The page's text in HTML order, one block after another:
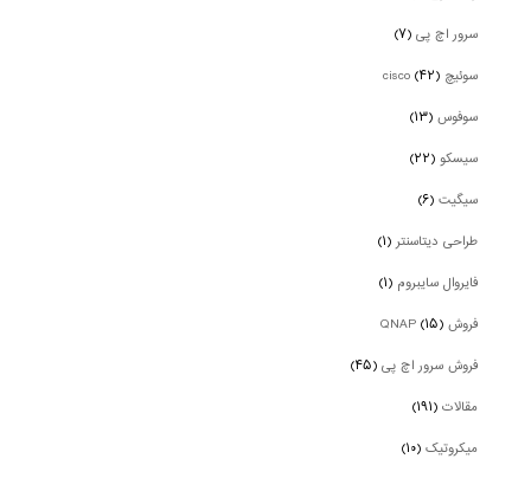
سرور اچ پی(۷)
سوئیچ cisco (۴۲)
سوفوس(۱۳)
سیسکو(۲۲)
سیگیت(۶)
طراحی دیتاسنتر(۱)
فایروال سایبروم (۱)
فروش QNAP (۱۵)
فروش سرور اچ پی(۴۵)
مقالات(۱۹۱)
میکروتیک(۱۰)